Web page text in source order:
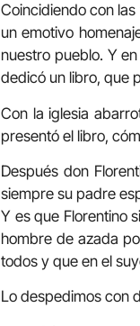
Coincidiendo con
un emotivo
nuestro pueblo. Y
dedicó un libro, que
Con la iglesia
presentó el libro,
Después don
siempre su padre
Y es que Florentino
hombre de azada
todos y que en el
Lo despedimos con